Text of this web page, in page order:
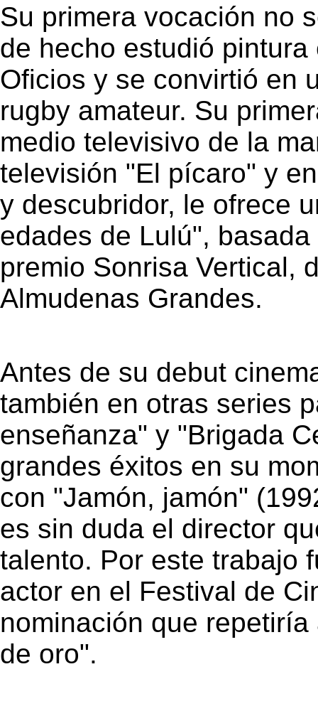
Su primera vocación no
de hecho estudió
Oficios y se convirtió en
rugby amateur. Su
medio televisivo de la
televisión "El pícaro" y
y descubridor, le ofrece
edades de Lulú",
premio Sonrisa Vertical,
Almudenas Grandes.
Antes de su debut
también en otras series
enseñanza" y "Brigada
grandes éxitos en su
con "Jamón, jamón"
es sin duda el director
talento. Por este trabajo
actor en el Festival de
nominación que
de oro".